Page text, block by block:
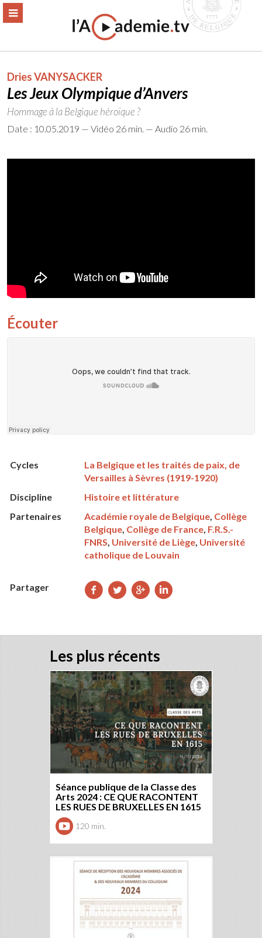
Aller
MENU
Dries VANYSACKER
Les Jeux Olympique d’Anvers
Hommage à la Belgique héroïque ?
Date : 10.05.2019 — Vidéo 26 min. — Audio 26 min.
Écouter
Cycles
La Belgique et les traités de paix, de
Versailles à Sèvres (1919-1920)
Discipline
Histoire et littérature
Partenaires
Académie royale de Belgique, Collège
Belgique, Collège de France, F.R.S.-
FNRS, Université de Liège, Université
catholique de Louvain
Partager
Partager
Partager
Partager
Les plus récents
Séance publique de la Classe des
Arts 2024 : CE QUE RACONTENT
LES RUES DE BRUXELLES EN 1615
120 min.